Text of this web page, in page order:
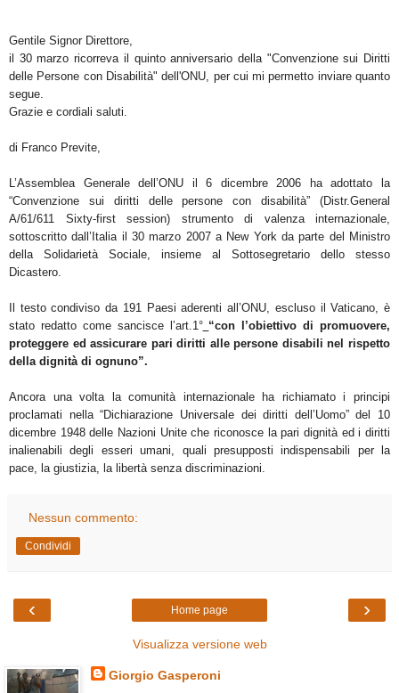
Gentile Signor Direttore,
il 30 marzo ricorreva il quinto anniversario della "Convenzione sui Diritti
delle Persone con Disabilità" dell'ONU, per cui mi permetto inviare quanto
segue.
Grazie e cordiali saluti.
di Franco Previte,
L’Assemblea Generale dell’ONU il 6 dicembre 2006 ha adottato la
“Convenzione sui diritti delle persone con disabilità” (Distr.General
A/61/611 Sixty-first session) strumento di valenza internazionale,
sottoscritto dall’Italia il 30 marzo 2007 a New York da parte del Ministro
della Solidarietà Sociale, insieme al Sottosegretario dello stesso
Dicastero.
Il testo condiviso da 191 Paesi aderenti all’ONU, escluso il Vaticano, è
stato redatto come sancisce l’art.1° “con l’obiettivo di promuovere,
proteggere ed assicurare pari diritti alle persone disabili nel rispetto
della dignità di ognuno”.
Ancora una volta la comunità internazionale ha richiamato i principi
proclamati nella “Dichiarazione Universale dei diritti dell’Uomo” del 10
dicembre 1948 delle Nazioni Unite che riconosce la pari dignità ed i diritti
inalienabili degli esseri umani, quali presupposti indispensabili per la
pace, la giustizia, la libertà senza discriminazioni.
Nessun commento:
Condividi
‹ ›
Home page
Visualizza versione web
Giorgio Gasperoni